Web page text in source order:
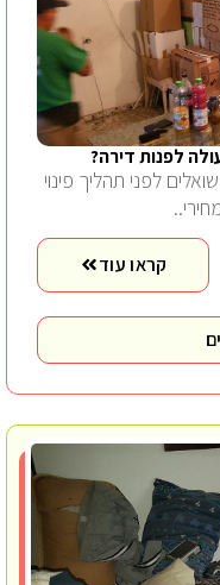
לפני תהליך פינוי
קראו עוד